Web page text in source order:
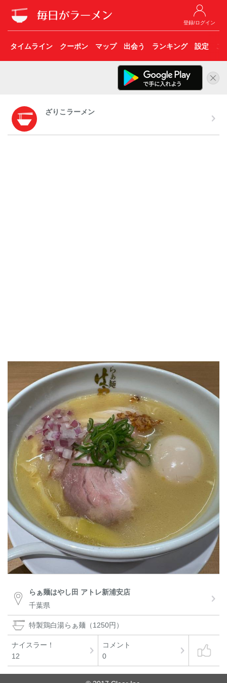
登録/ログイン
タイムライン クーポン マップ 出会う ランキング 設定 こ
ざりこラーメン
らぁ麺はやし田 アトレ新浦安店
千葉県
特製鶏白湯らぁ麺（1250円）
ナイスラー！
12
コメント
0